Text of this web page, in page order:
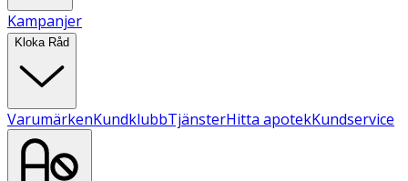
Kampanjer
Kloka Råd
VarumärkenKundklubbTjänsterHitta apotekKundservice